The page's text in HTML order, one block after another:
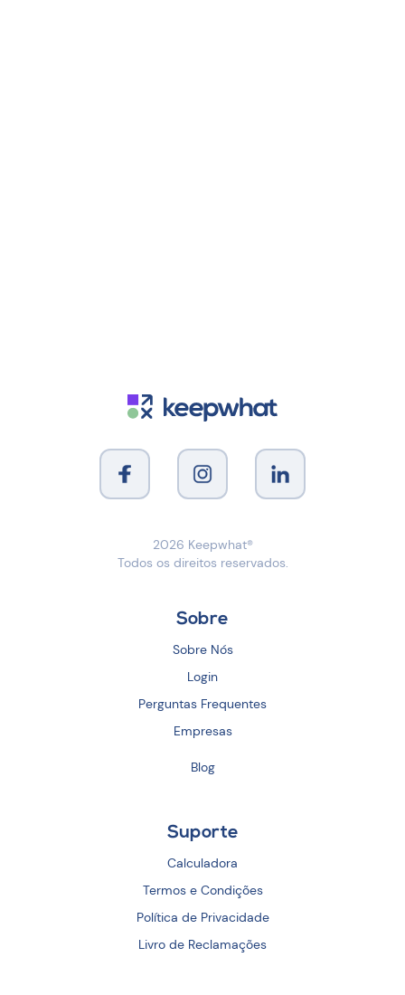
2026 Keepwhat®
Todos os direitos reservados.
Sobre
Sobre Nós
Login
Perguntas Frequentes
Empresas
Blog
Suporte
Calculadora
Termos e Condições
Política de Privacidade
Livro de Reclamações